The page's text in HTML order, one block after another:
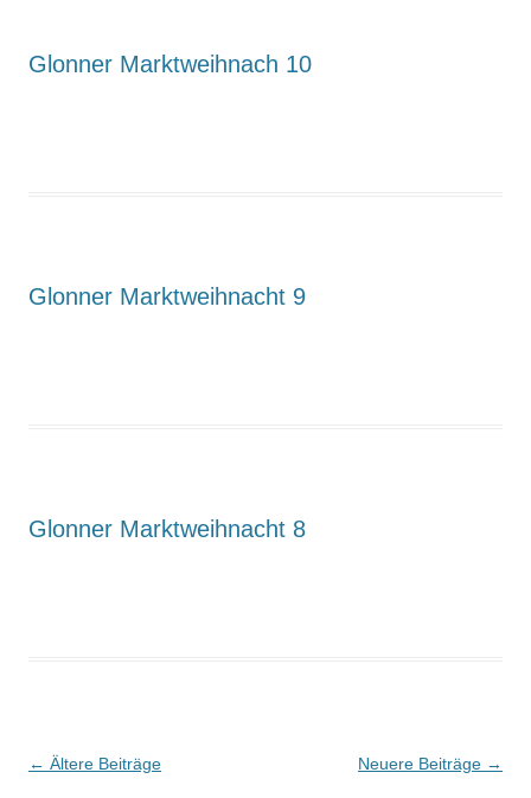
Glonner Marktweihnach 10
Glonner Marktweihnacht 9
Glonner Marktweihnacht 8
Beitrags-
← Ältere Beiträge Neuere Beiträge →